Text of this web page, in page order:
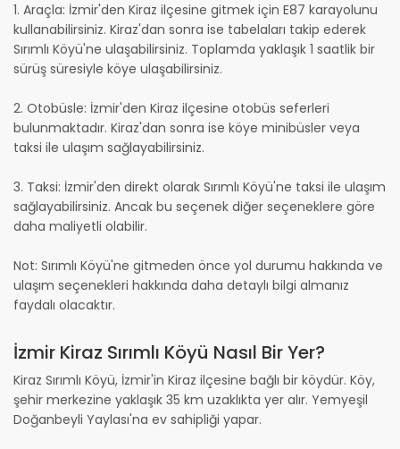
1. Araçla: İzmir'den Kiraz ilçesine gitmek için E87 karayolunu
kullanabilirsiniz. Kiraz'dan sonra ise tabelaları takip ederek
Sırımlı Köyü'ne ulaşabilirsiniz. Toplamda yaklaşık 1 saatlik bir
sürüş süresiyle köye ulaşabilirsiniz.
2. Otobüsle: İzmir'den Kiraz ilçesine otobüs seferleri
bulunmaktadır. Kiraz'dan sonra ise köye minibüsler veya
taksi ile ulaşım sağlayabilirsiniz.
3. Taksi: İzmir'den direkt olarak Sırımlı Köyü'ne taksi ile ulaşım
sağlayabilirsiniz. Ancak bu seçenek diğer seçeneklere göre
daha maliyetli olabilir.
Not: Sırımlı Köyü'ne gitmeden önce yol durumu hakkında ve
ulaşım seçenekleri hakkında daha detaylı bilgi almanız
faydalı olacaktır.
İzmir Kiraz Sırımlı Köyü Nasıl Bir Yer?
Kiraz Sırımlı Köyü, İzmir'in Kiraz ilçesine bağlı bir köydür. Köy,
şehir merkezine yaklaşık 35 km uzaklıkta yer alır. Yemyeşil
Doğanbeyli Yaylası'na ev sahipliği yapar.